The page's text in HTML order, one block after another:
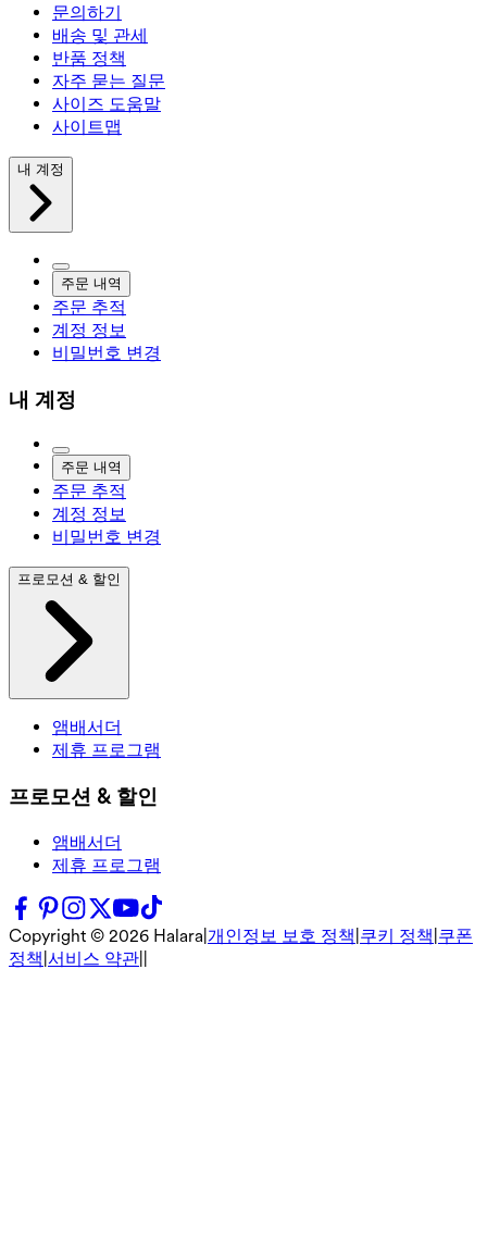
문의하기
배송 및 관세
반품 정책
자주 묻는 질문
사이즈 도움말
사이트맵
내 계정
주문 내역
주문 추적
계정 정보
비밀번호 변경
내 계정
주문 내역
주문 추적
계정 정보
비밀번호 변경
프로모션 & 할인
앰배서더
제휴 프로그램
프로모션 & 할인
앰배서더
제휴 프로그램
Copyright © 2026 Halara 개인정보 보호 정책 쿠키 정책 쿠폰
정책 서비스 약관